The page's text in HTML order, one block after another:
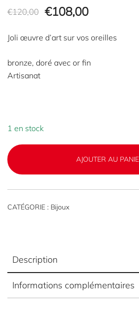
€120,00 Le
prix
était :
€108,00Le
prix
est :
Joli œuvre d’art sur vos oreilles
bronze, doré avec or fin
Artisanat
1 en stock
AJOUTER AU
CATÉGORIE : Bijoux
Description
Informations complémentaires